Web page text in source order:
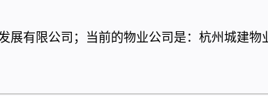
有限公司；当前的物业公司是：杭州城建物